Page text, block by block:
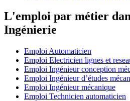
L'emploi par métier
Ingénierie
Emploi Automaticien
Emploi Electricien lignes et
Emploi Ingénieur conception
Emploi Ingénieur d’études
Emploi Ingénieur mécanique
Emploi Technicien automaticien